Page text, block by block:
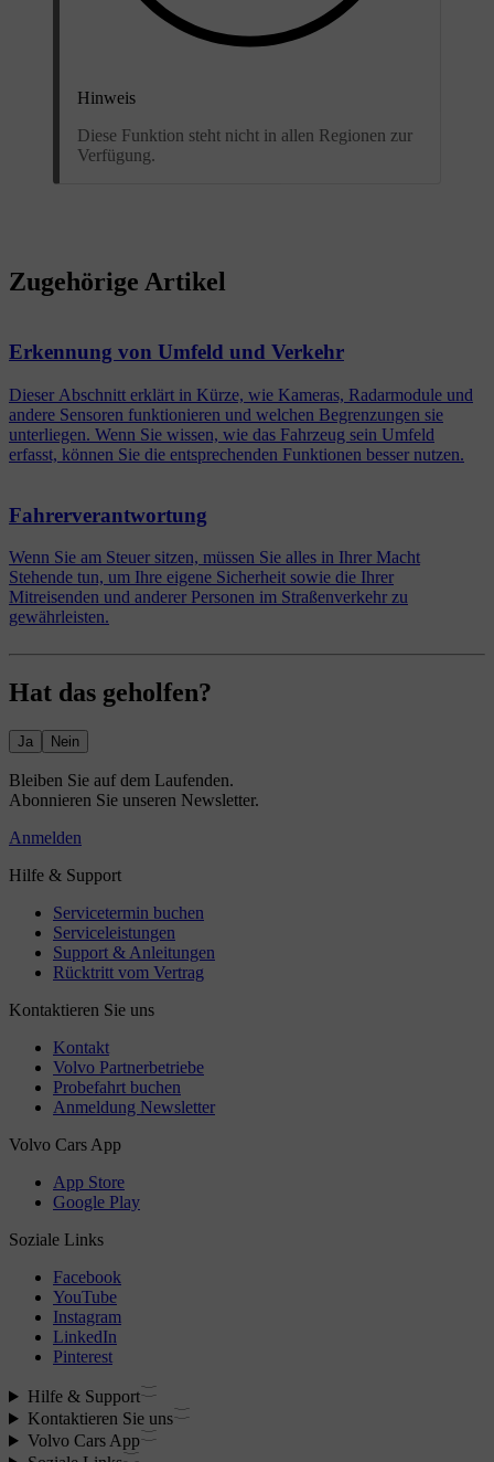
Hinweis
Diese Funktion steht nicht in allen Regionen zur
Verfügung.
Zugehörige Artikel
Erkennung von Umfeld und Verkehr
Dieser Abschnitt erklärt in Kürze, wie Kameras, Radarmodule und
andere Sensoren funktionieren und welchen Begrenzungen sie
unterliegen. Wenn Sie wissen, wie das Fahrzeug sein Umfeld
erfasst, können Sie die entsprechenden Funktionen besser nutzen.
Fahrerverantwortung
Wenn Sie am Steuer sitzen, müssen Sie alles in Ihrer Macht
Stehende tun, um Ihre eigene Sicherheit sowie die Ihrer
Mitreisenden und anderer Personen im Straßenverkehr zu
gewährleisten.
Hat das geholfen?
Ja Nein